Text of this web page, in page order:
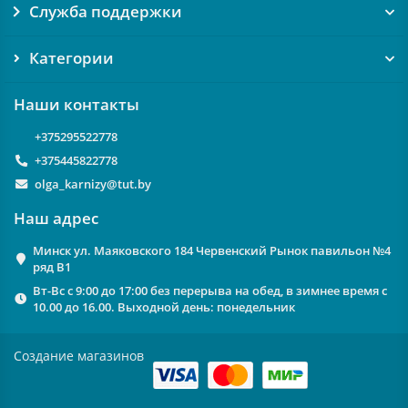
Служба поддержки
Категории
Наши контакты
+375295522778
+375445822778
olga_karnizy@tut.by
Наш адрес
Минск ул. Маяковского 184 Червенский Рынок павильон №4
ряд В1
Вт-Вс с 9:00 до 17:00 без перерыва на обед, в зимнее время с
10.00 до 16.00. Выходной день: понедельник
Создание магазинов